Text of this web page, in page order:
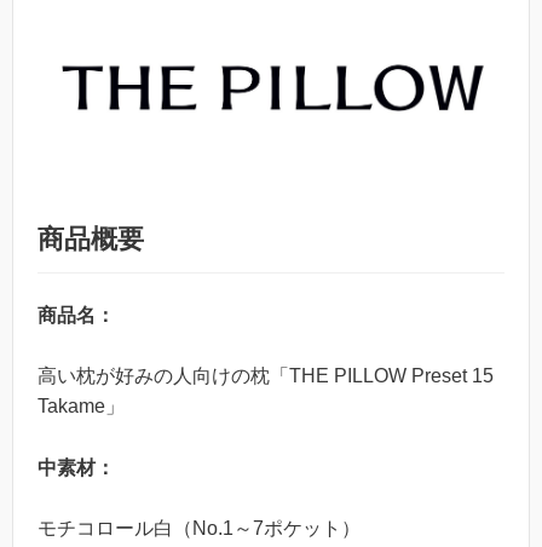
商品概要
商品名：
高い枕が好みの人向けの枕「THE PILLOW Preset 15
Takame」
中素材：
モチコロール白（No.1～7ポケット）